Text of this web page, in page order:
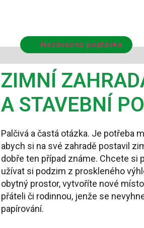
Nezávazná poptávka
ZIMNÍ
A STAVEBNÍ
Palčivá a častá otázka. Je potřeba
abych si na své zahradě postavil
dobře ten případ známe. Chcete si
užívat si podzim z proskleného
obytný prostor, vytvoříte nové
přáteli či rodinnou, jenže se
papírování.